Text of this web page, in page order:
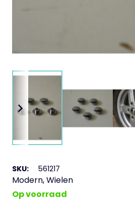
SKU: 561217
Modern,Wielen
Op voorraad